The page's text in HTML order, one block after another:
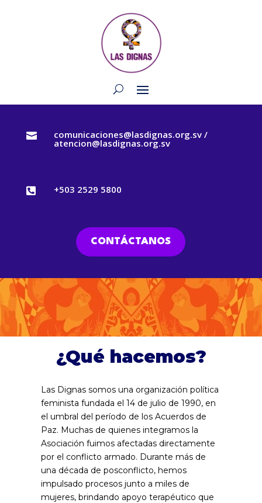
 comunicaciones@lasdignas.org.sv /
atencion@lasdignas.org.sv
 +503 2529 5800
CONTÁCTANOS
¿Qué hacemos?
Las Dignas somos una organización política
feminista fundada el 14 de julio de 1990, en
el umbral del período de los Acuerdos de
Paz. Muchas de quienes integramos la
Asociación fuimos afectadas directamente
por el conflicto armado. Durante más de
una década de posconflicto, hemos
impulsado procesos junto a miles de
mujeres, brindando apoyo terapéutico que